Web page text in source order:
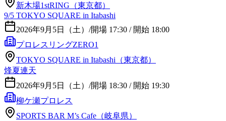
新木場1stRING（東京都）
9/5 TOKYO SQUARE in Itabashi
2026年9月5日（土） /開場 17:30 / 開始 18:00
プロレスリングZERO1
TOKYO SQUARE in Itabashi（東京都）
烽夏連天
2026年9月5日（土） /開場 18:30 / 開始 19:30
柳ケ瀬プロレス
SPORTS BAR M’s Cafe（岐阜県）